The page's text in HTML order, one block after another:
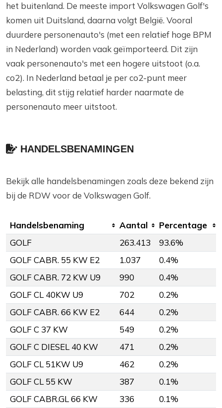
het buitenland. De meeste import Volkswagen Golf's
komen uit Duitsland, daarna volgt België. Vooral
duurdere personenauto's (met een relatief hoge BPM
in Nederland) worden vaak geïmporteerd. Dit zijn
vaak personenauto's met een hogere uitstoot (o.a.
co2). In Nederland betaal je per co2-punt meer
belasting, dit stijg relatief harder naarmate de
personenauto meer uitstoot.
HANDELSBENAMINGEN
Bekijk alle handelsbenamingen zoals deze bekend zijn
bij de RDW voor de Volkswagen Golf.
Handelsbenaming Aantal
Percentage
GOLF
263.413
93.6%
GOLF CABR. 55 KW E2
1.037
0.4%
GOLF CABR. 72 KW U9
990
0.4%
GOLF CL 40KW U9
702
0.2%
GOLF CABR. 66 KW E2
644
0.2%
GOLF C 37 KW
549
0.2%
GOLF C DIESEL 40 KW
471
0.2%
GOLF CL 51KW U9
462
0.2%
GOLF CL 55 KW
387
0.1%
GOLF CABR.GL 66 KW
336 0.1%